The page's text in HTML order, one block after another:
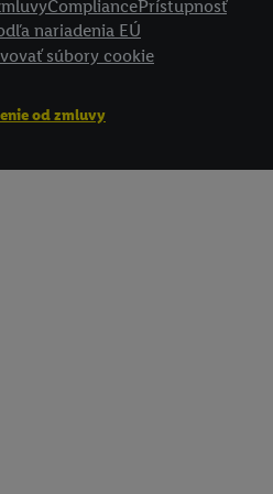
CompliancePrístupnosť
nariadenia EÚ
súbory cookie
od zmluvy